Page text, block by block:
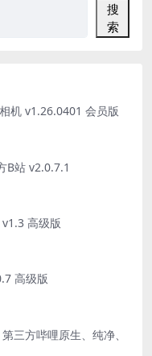
搜
索
机 v1.26.0401 会员版
B站 v2.0.7.1
高级版
高级版
三方哔哩原生、纯净、